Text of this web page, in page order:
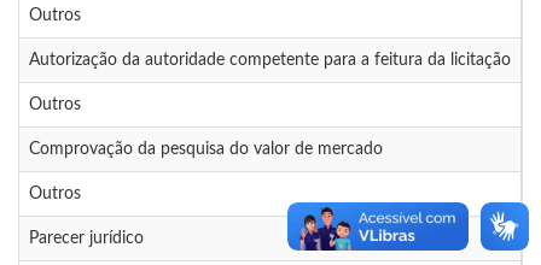
Outros
Autorização da autoridade competente para a feitura da licitação
Outros
Comprovação da pesquisa do valor de mercado
Outros
Parecer jurídico